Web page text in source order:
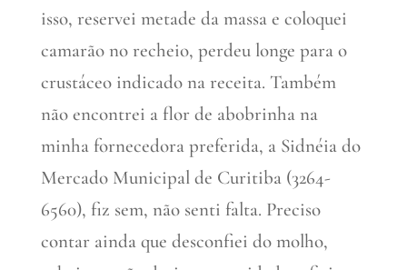
isso, reservei metade da massa e coloquei
camarão no recheio, perdeu longe para o
crustáceo indicado na receita. Também
não encontrei a flor de abobrinha na
minha fornecedora preferida, a Sidnéia do
Mercado Municipal de Curitiba (3264-
6560), fiz sem, não senti falta. Preciso
contar ainda que desconfiei do molho,